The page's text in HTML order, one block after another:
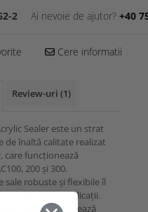
2 Ai nevoie de ajutor? +40
Cere informatii
Review-uri (1)
Sealer este un strat
de înaltă calitate realizat
care funcționează
200 și 300.
sale robuste și flexibile îl
diverse aplicații.
formulă păstrează